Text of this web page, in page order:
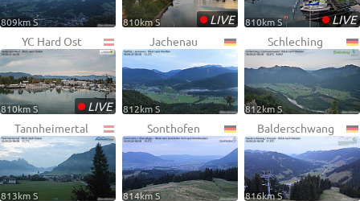
809km S •LIVE
810km S •LIVE
810km S
YC Hard Ost
•LIVE
810km S
Jachenau
812km S
Schleching
812km S
Tannheimertal
813km S
Sonthofen
814km S
Balderschwang
816km S